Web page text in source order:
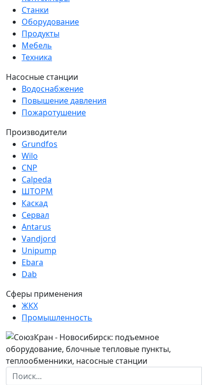
Станки
Оборудование
Продукты
Мебель
Техника
Насосные станции
Водоснабжение
Повышение давления
Пожаротушение
Производители
Grundfos
Wilo
CNP
Calpeda
ШТОРМ
Каскад
Сервал
Antarus
Vandjord
Unipump
Ebara
Dab
Сферы применения
ЖКХ
Промышленность